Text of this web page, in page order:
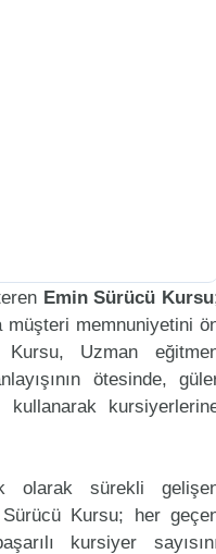
Emin Sürücü Kursu
müşteri memnuniyetini
Uzman
ötesinde,
olarak sürekli
Kursu; her
kursiyer